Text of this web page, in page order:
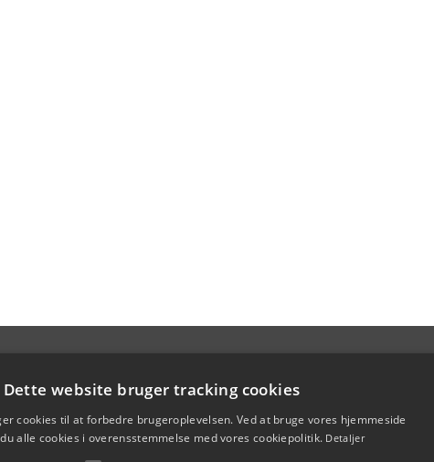
Dette website bruger tracking cookies
cookies til at forbedre brugeroplevelsen. Ved at bruge vores hjemmeside
alle cookies i overensstemmelse med vores cookiepolitik. Detaljer